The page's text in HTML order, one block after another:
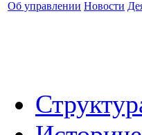
Об управлении Новости